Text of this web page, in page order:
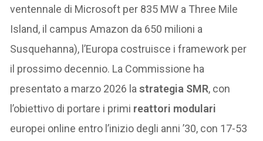
ventennale di Microsoft per 835 MW a Three Mile
Island, il campus Amazon da 650 milioni a
Susquehanna), l’Europa costruisce i framework per
il prossimo decennio. La Commissione ha
presentato a marzo 2026 lastrategia SMR, con
l’obiettivo di portare i primi reattori modulari
europei online entro l’inizio degli anni ’30, con 17-53